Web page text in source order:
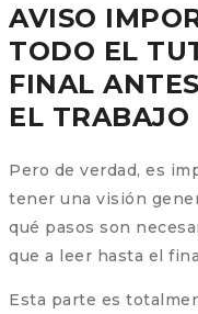
AVISO
TODO EL
FINAL
EL TRABAJO
Pero de verdad, es
tener una visión
qué pasos son
que a leer hasta el
Esta parte es